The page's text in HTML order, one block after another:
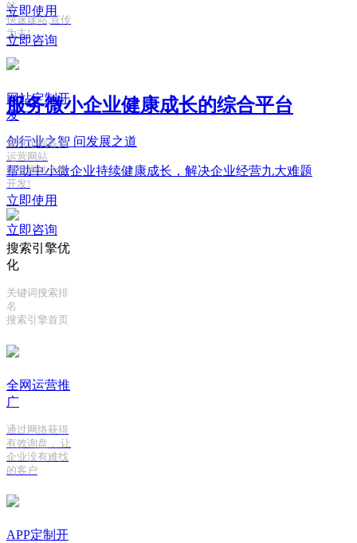
立即使用
立即咨询
服务微小企业健康成长的综合平台
创行业之智 问发展之道
帮助中小微企业持续健康成长，解决企业经营九大难题
立即使用
立即咨询
站
快速建站,宣传
为主!
网站定制开
发
量身定制各类
运营网站
大型网站个性
开发!
搜索引擎优
化
关键词搜索排
名
搜索引擎首页
全网运营推
广
通过网络获得
有效询盘， 让
企业没有难找
的客户
APP定制开